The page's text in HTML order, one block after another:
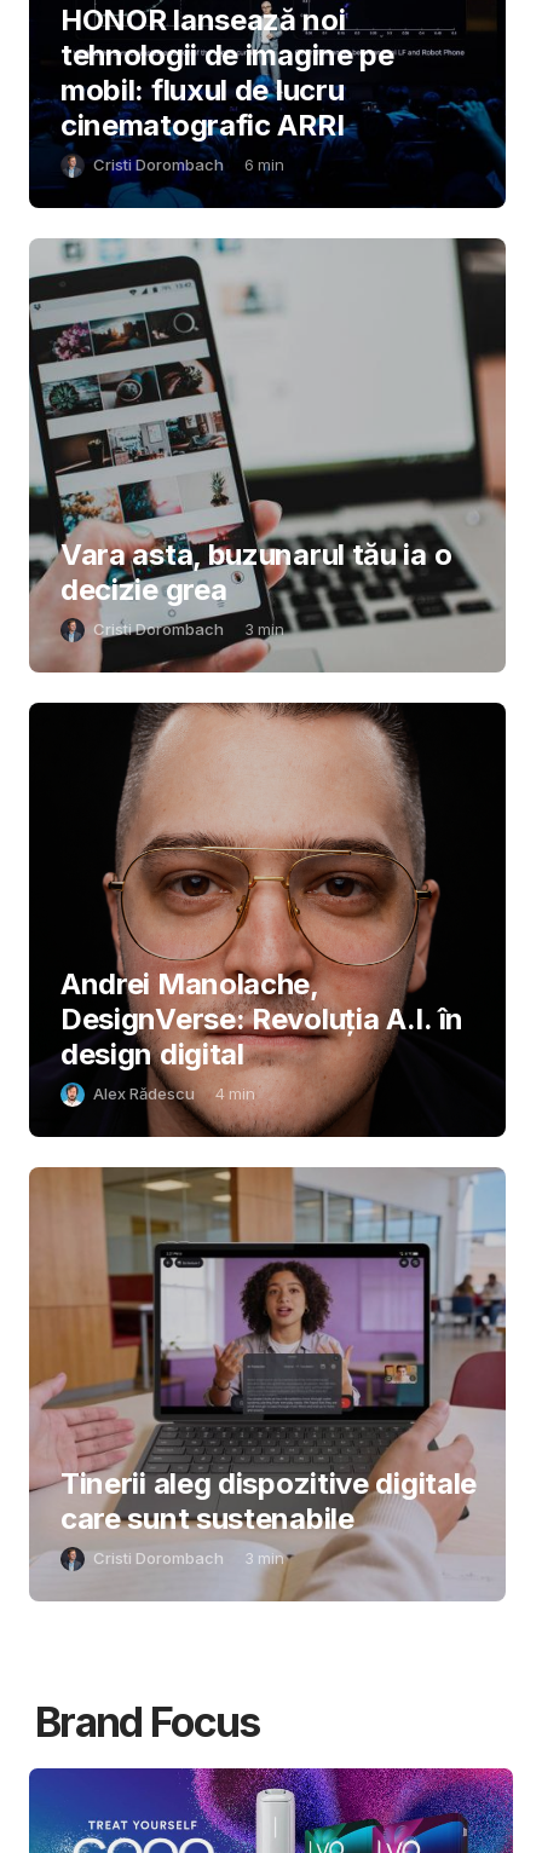
HONOR lansează noi
tehnologii de imagine pe
mobil: fluxul de lucru
cinematografic ARRI
Cristi Dorombach 6 min
Vara asta, buzunarul tău ia o
decizie grea
Cristi Dorombach 3 min
Andrei Manolache,
DesignVerse: Revoluția A.I. în
design digital
Alex Rădescu 4 min
Tinerii aleg dispozitive digitale
care sunt sustenabile
Cristi Dorombach 3 min
Brand Focus